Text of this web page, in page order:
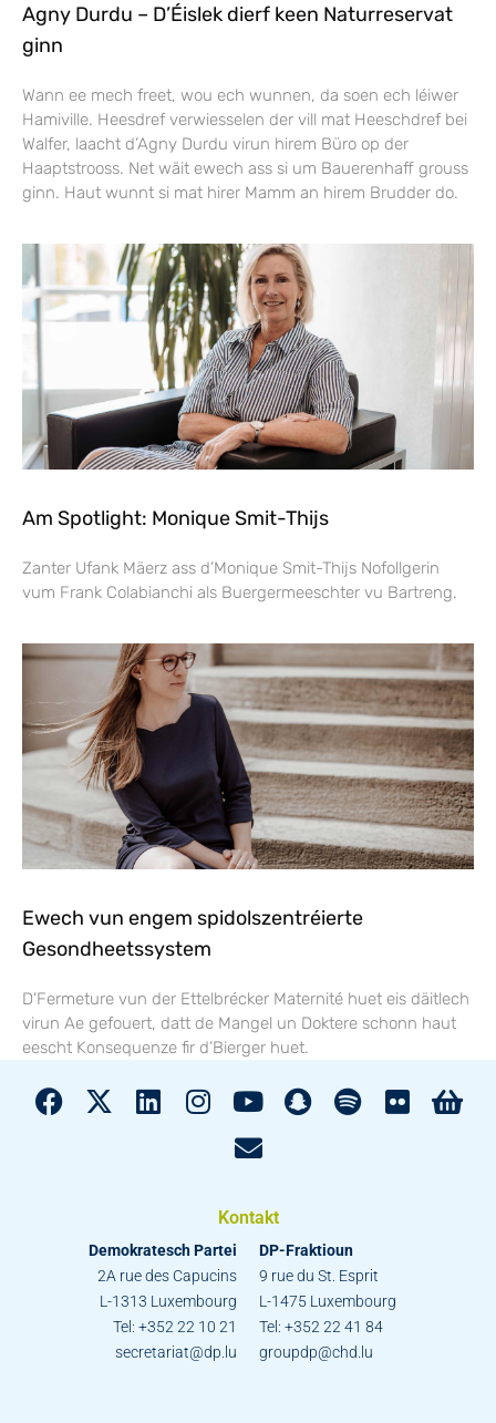
Agny Durdu – D’Éislek dierf keen Naturreservat
ginn
Wann ee mech freet, wou ech wunnen, da soen ech léiwer
Hamiville. Heesdref verwiesselen der vill mat Heeschdref bei
Walfer, laacht d’Agny Durdu virun hirem Büro op der
Haaptstrooss. Net wäit ewech ass si um Bauerenhaff grouss
ginn. Haut wunnt si mat hirer Mamm an hirem Brudder do.
Am Spotlight: Monique Smit-Thijs
Zanter Ufank Mäerz ass d’Monique Smit-Thijs Nofollgerin
vum Frank Colabianchi als Buergermeeschter vu Bartreng.
Ewech vun engem spidolszentréierte
Gesondheetssystem
D’Fermeture vun der Ettelbrécker Maternité huet eis däitlech
virun Ae gefouert, datt de Mangel un Doktere schonn haut
eescht Konsequenze fir d’Bierger huet.
Kontakt
Demokratesch Partei
2A rue des Capucins
L-1313 Luxembourg
Tel: +352 22 10 21
secretariat@dp.lu
DP-Fraktioun
9 rue du St. Esprit
L-1475 Luxembourg
Tel: +352 22 41 84
groupdp@chd.lu